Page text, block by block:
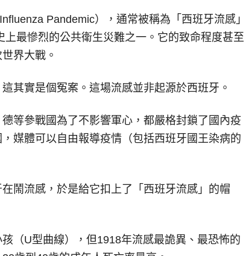
Pandemic），通常被稱為「西班牙流感」
上最慘烈的公共衛生災難之一。它的致命程度甚至
界大戰。
其實是個冤案。這場流感並非起源於西班牙。
等參戰國為了不影響軍心，都嚴格封鎖了國內疫
媒體可以自由報導疫情（包括西班牙國王染病的
鬧流感，於是給它扣上了「西班牙流感」的帽
（U型曲線），但1918年流感最詭異、最恐怖的